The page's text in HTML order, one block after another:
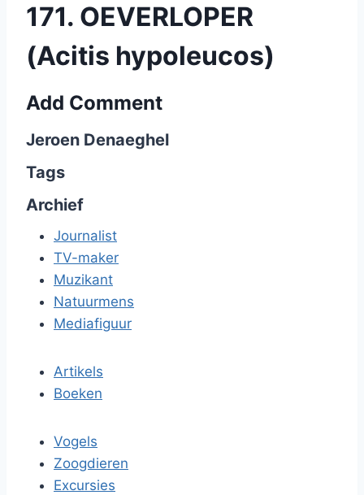
171. OEVERLOPER
(Acitis hypoleucos)
Add Comment
Jeroen Denaeghel
Tags
Archief
Journalist
TV-maker
Muzikant
Natuurmens
Mediafiguur
Artikels
Boeken
Vogels
Zoogdieren
Excursies